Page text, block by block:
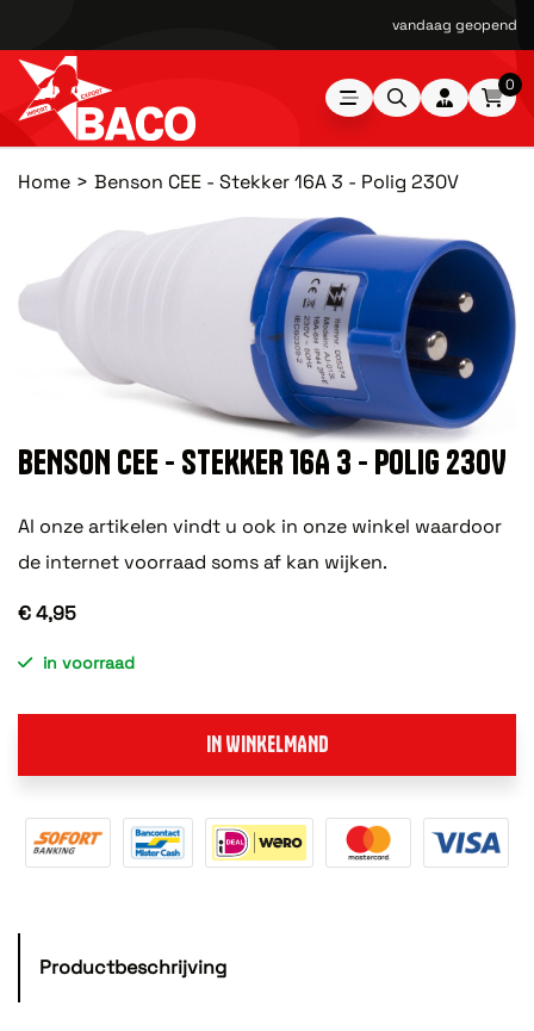
vandaag geopend
0
Home Benson CEE - Stekker 16A 3 - Polig 230V
BENSON CEE - STEKKER 16A 3 - POLIG 230V
Al onze artikelen vindt u ook in onze winkel waardoor
de internet voorraad soms af kan wijken.
€ 4,95
in voorraad
IN WINKELMAND
Productbeschrijving